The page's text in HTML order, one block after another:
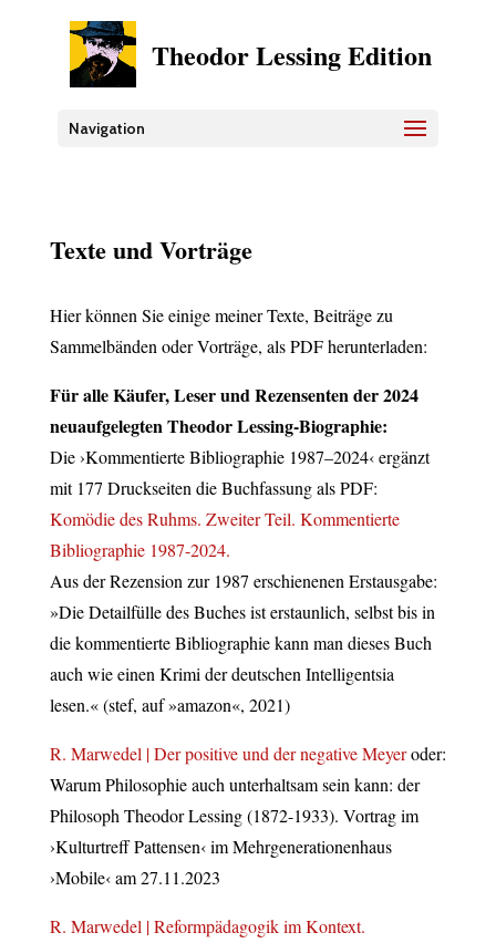
Theodor Lessing Edition
Navigation
Texte und Vorträge
Hier können Sie einige meiner Texte, Beiträge zu
Sammelbänden oder Vorträge, als PDF herunterladen:
Für alle Käufer, Leser und Rezensenten der 2024
neuaufgelegten Theodor Lessing-Biographie:
Die ›Kommentierte Bibliographie 1987–2024‹ ergänzt
mit 177 Druckseiten die Buchfassung als PDF:
Komödie des Ruhms. Zweiter Teil. Kommentierte
Bibliographie 1987-2024.
Aus der Rezension zur 1987 erschienenen Erstausgabe:
»Die Detailfülle des Buches ist erstaunlich, selbst bis in
die kommentierte Bibliographie kann man dieses Buch
auch wie einen Krimi der deutschen Intelligentsia
lesen.« (stef, auf »amazon«, 2021)
R. Marwedel | Der positive und der negative Meyeroder:
Warum Philosophie auch unterhaltsam sein kann: der
Philosoph Theodor Lessing (1872-1933). Vortrag im
›Kulturtreff Pattensen‹ im Mehrgenerationenhaus
›Mobile‹ am 27.11.2023
R. Marwedel | Reformpädagogik im Kontext.